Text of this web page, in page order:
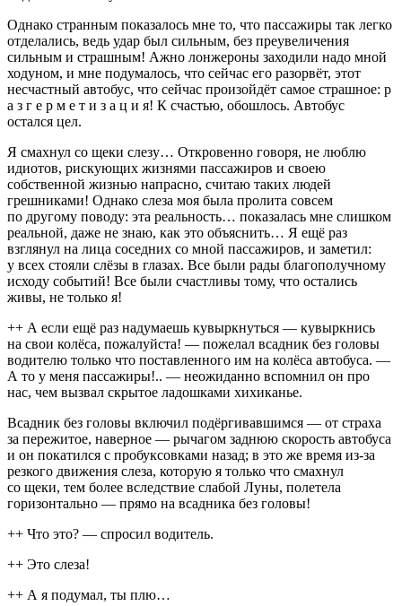
Однако странным показалось мне то, что пассажиры так легко
отделались, ведь удар был сильным, без преувеличения
сильным и страшным! Ажно лонжероны заходили надо мной
ходуном, и мне подумалось, что сейчас его разорвёт, этот
несчастный автобус, что сейчас произойдёт самое страшное: р
а з г е р м е т и з а ц и я! К счастью, обошлось. Автобус
остался цел.
Я смахнул со щеки слезу… Откровенно говоря, не люблю
идиотов, рискующих жизнями пассажиров и своею
собственной жизнью напрасно, считаю таких людей
грешниками! Однако слеза моя была пролита совсем
по другому поводу: эта реальность… показалась мне слишком
реальной, даже не знаю, как это объяснить… Я ещё раз
взглянул на лица соседних со мной пассажиров, и заметил:
у всех стояли слёзы в глазах. Все были рады благополучному
исходу событий! Все были счастливы тому, что остались
живы, не только я!
++ А если ещё раз надумаешь кувыркнуться — кувыркнись
на свои колёса, пожалуйста! — пожелал всадник без головы
водителю только что поставленного им на колёса автобуса. —
А то у меня пассажиры!.. — неожиданно вспомнил он про
нас, чем вызвал скрытое ладошками хихиканье.
Всадник без головы включил подёргивавшимся — от страха
за пережитое, наверное — рычагом заднюю скорость автобуса
и он покатился с пробуксовками назад; в это же время из-за
резкого движения слеза, которую я только что смахнул
со щеки, тем более вследствие слабой Луны, полетела
горизонтально — прямо на всадника без головы!
++ Что это? — спросил водитель.
++ Это слеза!
++ А я подумал, ты плю…